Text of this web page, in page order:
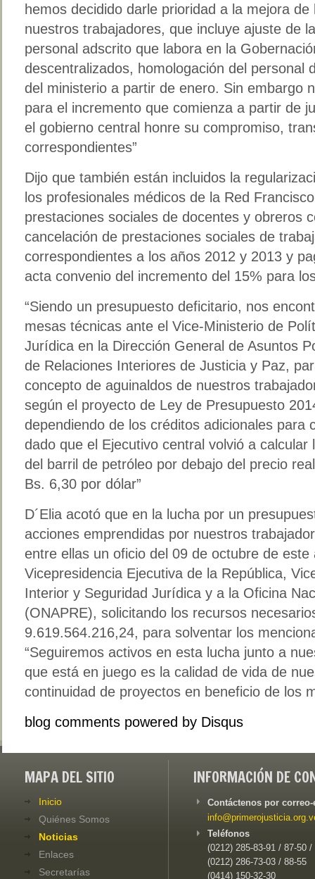
hemos decidido darle prioridad a la mejora
nuestros trabajadores, que incluye ajuste de
personal adscrito que labora en la
descentralizados, homologación del personal
del ministerio a partir de enero. Sin embargo
para el incremento que comienza a partir de
el gobierno central honre su compromiso,
correspondientes”
Dijo que también están incluidos la
los profesionales médicos de la Red
prestaciones sociales de docentes y obreros
cancelación de prestaciones sociales de
correspondientes a los años 2012 y 2013 y
acta convenio del incremento del 15% para
“Siendo un presupuesto deficitario, nos
mesas técnicas ante el Vice-Ministerio de
Jurídica en la Dirección General de Asuntos
de Relaciones Interiores de Justicia y Paz,
concepto de aguinaldos de nuestros
según el proyecto de Ley de Presupuesto
dependiendo de los créditos adicionales para
dado que el Ejecutivo central volvió a
del barril de petróleo por debajo del precio
Bs. 6,30 por dólar”
D´Elia acotó que en la lucha por un
acciones emprendidas por nuestros
entre ellas un oficio del 09 de octubre de
Vicepresidencia Ejecutiva de la República,
Interior y Seguridad Jurídica y a la Oficina
(ONAPRE), solicitando los recursos
9.619.564.216,24, para solventar los
“Seguiremos activos en esta lucha junto a
que está en juego es la calidad de vida de
continuidad de proyectos en beneficio de los
blog comments powered by Disqus
MAPA DEL SITIO
Inicio
Quiénes Somos
Noticias
Enlaces
Secretarías
INFORMACIÓN DE
Contáctenos por
Teléfonos
(0212) 285-83-91 / 87-50 /
(0212) 286-73-03 / 88-55
(0414) 150-32-30